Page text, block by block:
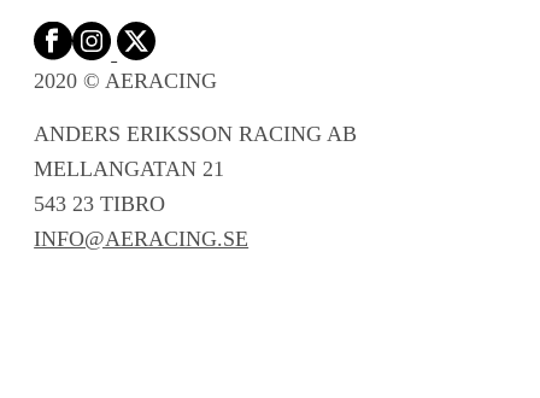
2020 © AERACING
ANDERS ERIKSSON RACING AB
MELLANGATAN 21
543 23 TIBRO
INFO@AERACING.SE